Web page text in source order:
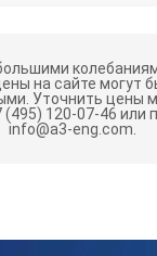
на сайте могут
Уточнить цены
120-07-46 или
info@a3-eng.com.